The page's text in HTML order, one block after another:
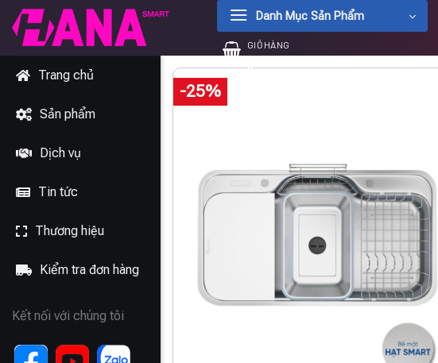
Chuyển
đến
dung
Danh Mục Sản Phẩm
GIỎ HÀNG
0₫
Trang chủ
Sản phẩm
Dịch vụ
Tin tức
Thương hiệu
Kiểm tra đơn hàng
Kết nối với chúng tôi
-25%